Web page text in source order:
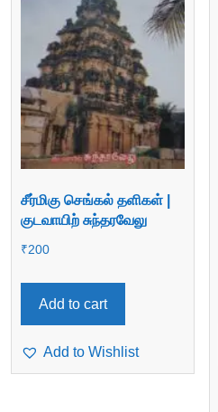
சீர்மிகு செங்கல் தளிகள் |
குடவாயிற் சுந்தரவேலு
₹200
Add to cart
Add to Wishlist